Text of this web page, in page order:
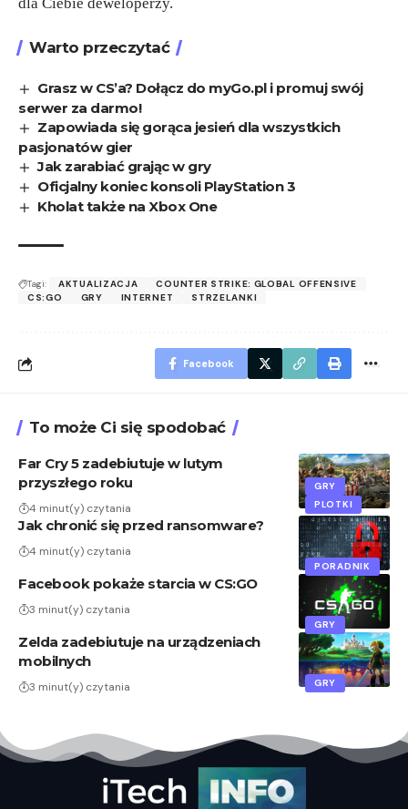
dla Ciebie deweloperzy.
Warto przeczytać
Grasz w CS’a? Dołącz do myGo.pl i promuj swój
serwer za darmo!
Zapowiada się gorąca jesień dla wszystkich
pasjonatów gier
Jak zarabiać grając w gry
Oficjalny koniec konsoli PlayStation 3
Kholat także na Xbox One
Tagi: AKTUALIZACJA
COUNTER STRIKE: GLOBAL OFFENSIVE
CS:GO
GRY INTERNET STRZELANKI
Facebook
To może Ci się spodobać
GRY
PLOTKI
Far Cry 5 zadebiutuje w lutym
przyszłego roku
4 minut(y) czytania
PORADNIK
Jak chronić się przed ransomware?
4 minut(y) czytania
GRY
Facebook pokaże starcia w CS:GO
3 minut(y) czytania
GRY
Zelda zadebiutuje na urządzeniach
mobilnych
3 minut(y) czytania